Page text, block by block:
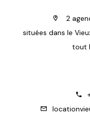
2
situées dans le
tout